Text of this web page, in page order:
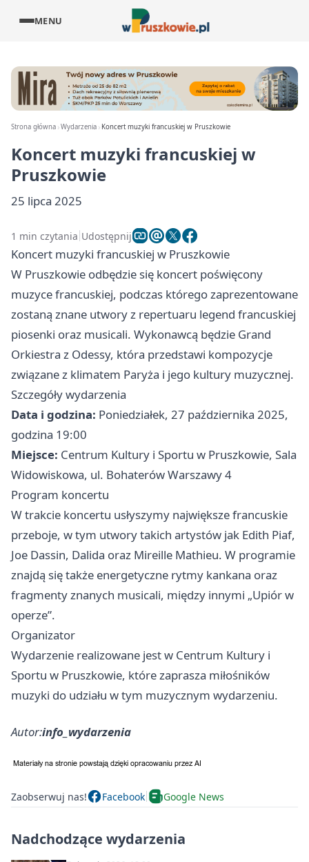
MENU
Strona główna Wydarzenia Koncert muzyki francuskiej w Pruszkowie
Koncert muzyki francuskiej w
Pruszkowie
25 lipca 2025
1 min czytania Udostępnij
Koncert muzyki francuskiej w Pruszkowie
W Pruszkowie odbędzie się koncert poświęcony
muzyce francuskiej, podczas którego zaprezentowane
zostaną znane utwory z repertuaru legend francuskiej
piosenki oraz musicali. Wykonawcą będzie Grand
Orkiestra z Odessy, która przedstawi kompozycje
związane z klimatem Paryża i jego kultury muzycznej.
Szczegóły wydarzenia
Data i godzina: Poniedziałek, 27 października 2025,
godzina 19:00
Miejsce: Centrum Kultury i Sportu w Pruszkowie, Sala
Widowiskowa, ul. Bohaterów Warszawy 4
Program koncertu
W trakcie koncertu usłyszymy największe francuskie
przeboje, w tym utwory takich artystów jak Edith Piaf,
Joe Dassin, Dalida oraz Mireille Mathieu. W programie
znajdą się także energetyczne rytmy kankana oraz
fragmenty znanych musicali, między innymi „Upiór w
operze”.
Organizator
Wydarzenie realizowane jest w Centrum Kultury i
Sportu w Pruszkowie, które zaprasza miłośników
muzyki do udziału w tym muzycznym wydarzeniu.
Autor:info_wydarzenia
Zaobserwuj nas! Facebook Google News
Nadchodzące wydarzenia